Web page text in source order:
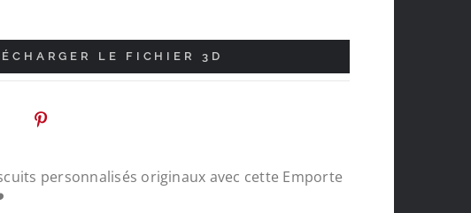
LE FICHIER 3D
personnalisés originaux avec cette Emporte